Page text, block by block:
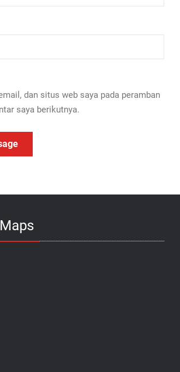
dan situs web saya pada peramban
saya berikutnya.